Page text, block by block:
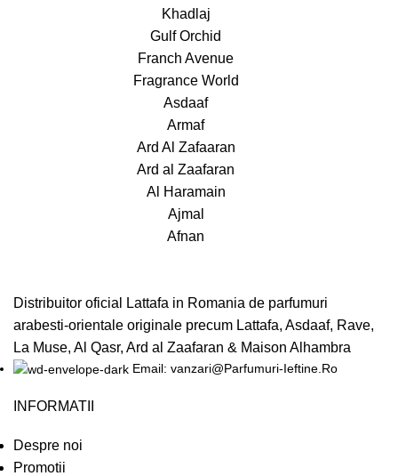
Khadlaj
Gulf Orchid
Franch Avenue
Fragrance World
Asdaaf
Armaf
Ard Al Zafaaran
Ard al Zaafaran
Al Haramain
Ajmal
Afnan
Distribuitor oficial Lattafa in Romania de parfumuri
arabesti-orientale originale precum Lattafa, Asdaaf, Rave,
La Muse, Al Qasr, Ard al Zaafaran & Maison Alhambra
Email: vanzari@Parfumuri-Ieftine.Ro
INFORMATII
Despre noi
Promotii